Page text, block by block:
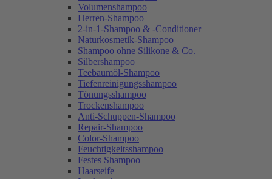
Volumenshampoo
Herren-Shampoo
2-in-1-Shampoo & -Conditioner
Naturkosmetik-Shampoo
Shampoo ohne Silikone & Co.
Silbershampoo
Teebaumöl-Shampoo
Tiefenreinigungsshampoo
Tönungsshampoo
Trockenshampoo
Anti-Schuppen-Shampoo
Repair-Shampoo
Color-Shampoo
Feuchtigkeitsshampoo
Festes Shampoo
Haarseife